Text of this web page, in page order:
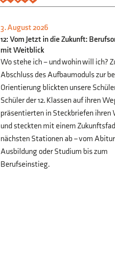
STUDIEN- UND
BERUFSORIENTIERUNG
3. August 2026
12: Vom Jetzt in die Zukunft:
mit Weitblick
Wo stehe ich – und wohin will ich?
Abschluss des Aufbaumoduls zur
Orientierung blickten unsere
Schüler der 12. Klassen auf ihren
präsentierten in Steckbriefen ihren
und steckten mit einem
nächsten Stationen ab – vom
Ausbildung oder Studium bis zum
Berufseinstieg.